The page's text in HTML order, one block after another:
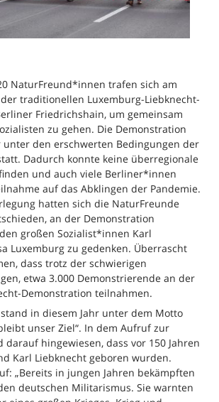
NaturFreund*innen trafen sich am
traditionellen Luxemburg-Liebknecht-
Friedrichshain, um gemeinsam
zu gehen. Die Demonstration
unter den erschwerten Bedingungen der
Dadurch konnte keine überregionale
und auch viele Berliner*innen
auf das Abklingen der Pandemie.
hatten sich die NaturFreunde
an der Demonstration
großen Sozialist*innen Karl
Luxemburg zu gedenken. Überrascht
dass trotz der schwierigen
etwa 3.000 Demonstrierende an der
Demonstration teilnahmen.
in diesem Jahr unter dem Motto
unser Ziel“. In dem Aufruf zur
hingewiesen, dass vor 150 Jahren
Karl Liebknecht geboren wurden.
„Bereits in jungen Jahren bekämpften
deutschen Militarismus. Sie warnten